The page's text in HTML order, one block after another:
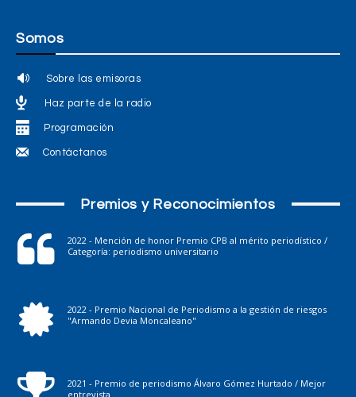
Somos
Sobre las emisoras
Haz parte de la radio
Programación
Contáctanos
Premios y Reconocimientos
2022 - Mención de honor Premio CPB al mérito periodístico /
Categoría: periodismo universitario
2022 - Premio Nacional de Periodismo a la gestión de riesgos
"Armando Devia Moncaleano"
2021 - Premio de periodismo Álvaro Gómez Hurtado / Mejor
entrevista